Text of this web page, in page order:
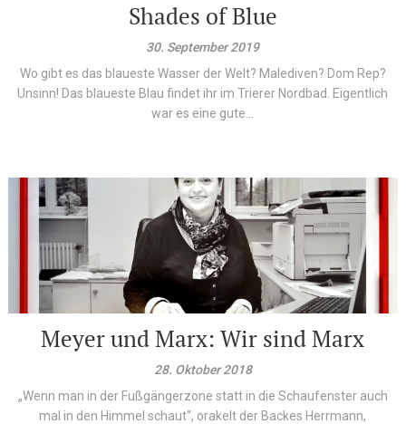
Shades of Blue
30. September 2019
Wo gibt es das blaueste Wasser der Welt? Malediven? Dom Rep?
Unsinn! Das blaueste Blau findet ihr im Trierer Nordbad. Eigentlich
war es eine gute...
Meyer und Marx: Wir sind Marx
28. Oktober 2018
„Wenn man in der Fußgängerzone statt in die Schaufenster auch
mal in den Himmel schaut“, orakelt der Backes Herrmann,